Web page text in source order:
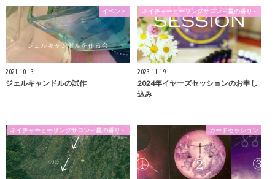
イベント
2021.10.13
ジェルキャンドルの試作
ネイチャーヒーリングサロン～星の香り～
2023.11.19
2024年イヤーズセッションのお申し
込み
ネイチャーヒーリングサロン～星の香り～ カードセッション